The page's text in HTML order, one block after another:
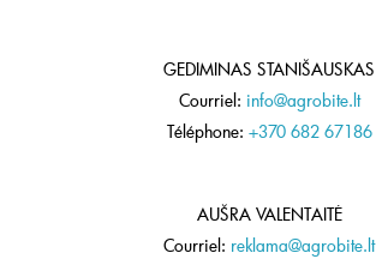
GEDIMINAS STANIŠAUSKAS
Courriel: info@agrobite.lt
Téléphone: +370 682 67186
AUŠRA VALENTAITĖ
Courriel: reklama@agrobite.lt